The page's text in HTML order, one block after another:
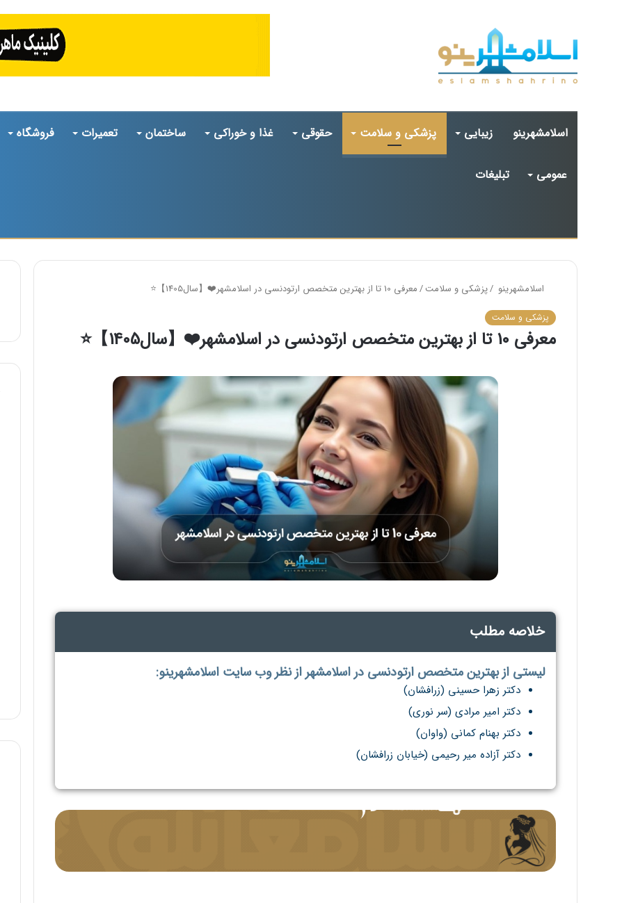
اسلامشهرینو زیبایی پزشکی و سلامت حقوقی غذا و خوراکی ساختمان تعمیرات فروشگاه
عمومی تبلیغات
اسلامشهرینو /پزشکی و سلامت/معرفی 10 تا از بهترین متخصص ارتودنسی در اسلامشهر❤️【سال1405】⭐
پزشکی و سلامت
معرفی 10 تا از بهترین متخصص ارتودنسی در اسلامشهر❤️【سال1405】⭐
خلاصه مطلب
لیستی از بهترین متخصص ارتودنسی در اسلامشهر از نظر وب سایت اسلامشهرینو:
دکتر زهرا حسینی (زرافشان)
دکتر امیر مرادی (سر نوری)
دکتر بهنام کمانی (واوان)
دکتر آزاده میر رحیمی (خیابان زرافشان)